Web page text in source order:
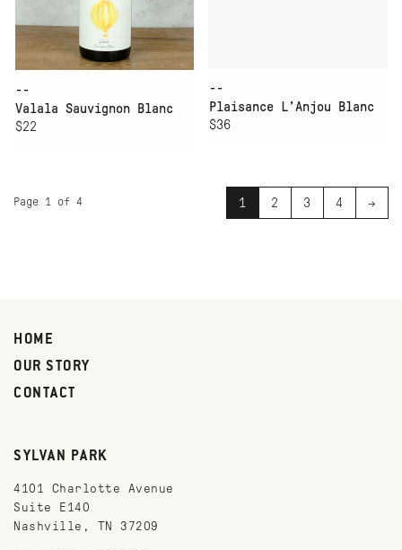
--
Valala Sauvignon Blanc
$22
--
Plaisance L’Anjou Blanc
$36
Page 1 of 4 1 2 3 4 →
HOME
OUR STORY
CONTACT
SYLVAN PARK
4101 Charlotte Avenue
Suite E140
Nashville, TN 37209